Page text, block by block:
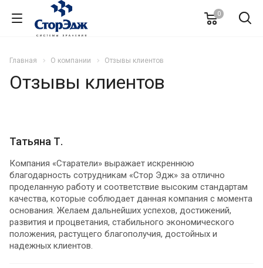
0
Главная О компании Отзывы клиентов
Отзывы клиентов
Татьяна Т.
Компания «Старатели» выражает искреннюю
благодарность сотрудникам «Стор Эдж» за отлично
проделанную работу и соответствие высоким стандартам
качества, которые соблюдает данная компания с момента
основания. Желаем дальнейших успехов, достижений,
развития и процветания, стабильного экономического
положения, растущего благополучия, достойных и
надежных клиентов.